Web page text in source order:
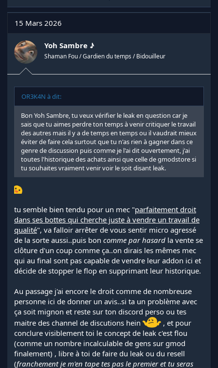
15 Mars 2026
Yoh Sambre ♪
Shaman Fou / Gardien du temps / Bidouilleur
OR3K4N à dit:
Bon Yoh Sambre, tu veux vérifier le leak en question car je
sais que tu aimes perdre ton temps à venir critiquer le travail
des autres mais il y a de temps en temps ou il vaudrait mieux
éviter de faire cela surtout que tu n'as rien à gagner dans ce
genre de discussion puis comme je l'ai dit ouvertement, j'ai
toutes l'historique des achats ainsi que celle de gmodstore si
tu souhaites vraiment venir voir le soit disant leak.
tu semble bien tendu pour un mec "parfaitement droit
dans ses bottes qui cherche juste à vendre un travail de
qualité", va falloir arrêter de vous sentir micro agressé
de la sorte aussi..puis bon comme par hasard la vente se
clôture d'un coup comme ça..on dirais les mêmes mec
qui au final sont pas capable de vendre leur addon ici et
décide de stopper le flop en supprimant leur historique.
Au passage j'ai encore le droit comme de nombreuse
personne ici de donner un avis..si ta un problème avec
ça soit mignon et reste sur ton discord perso ou tes
maitre des channel de discutions hein
, et pour
conclure visiblement toi le concept de leak c'est flou
(comme un nombre incalculable de gens sur gmod
finalement) , libre à toi de faire du leak ou du resell
(franchement je m'en tape tes pas le premier et tu seras